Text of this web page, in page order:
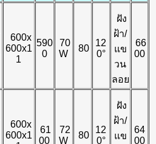
600x
600x1
1
590
0
70
W
80
12
0°
ฝัง
ฝ้า/
แข
วน
ลอย
66
00
600x
600x1
61
00
72
W
80
12
0°
ฝัง
ฝ้า/
แข
64
00